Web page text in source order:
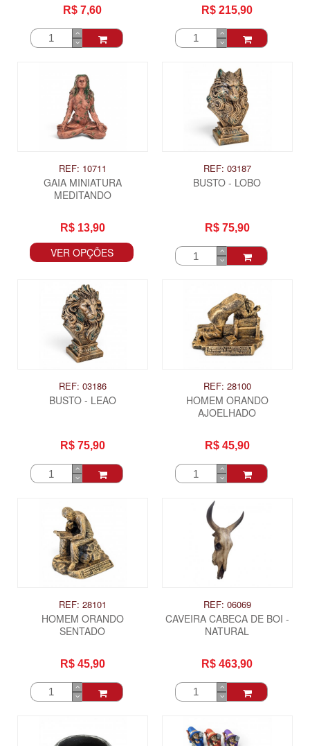
R$ 7,60 R$ 215,90
REF: 10711
GAIA MINIATURA
MEDITANDO
R$ 13,90
VER OPÇÕES
REF: 03187
BUSTO - LOBO
R$ 75,90
REF: 03186
BUSTO - LEAO
R$ 75,90
REF: 28100
HOMEM ORANDO
AJOELHADO
R$ 45,90
REF: 28101
HOMEM ORANDO
SENTADO
R$ 45,90
REF: 06069
CAVEIRA CABECA DE BOI -
NATURAL
R$ 463,90